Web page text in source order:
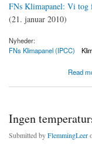
FNs Klimapanel: Vi tog
(21. januar 2010)
Nyheder:
FNs Klimapanel (IPCC)
Read
about FNs Klimapanel: Vi tog
Ingen
Submitted byFlemmingLeer